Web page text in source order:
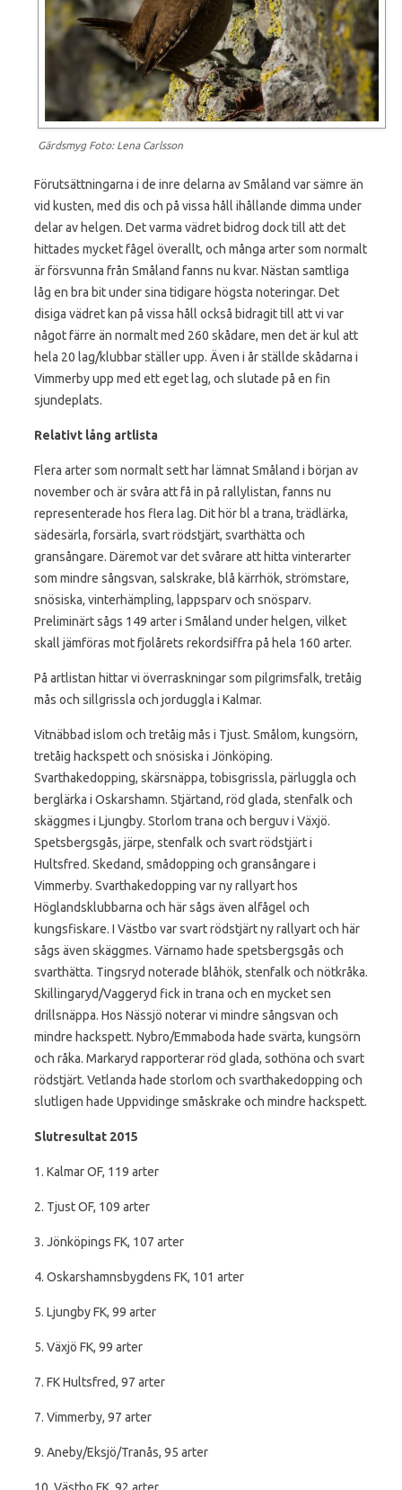
Gärdsmyg Foto: Lena Carlsson
Förutsättningarna i de inre delarna av Småland var sämre än
vid kusten, med dis och på vissa håll ihållande dimma under
delar av helgen. Det varma vädret bidrog dock till att det
hittades mycket fågel överallt, och många arter som normalt
är försvunna från Småland fanns nu kvar. Nästan samtliga
låg en bra bit under sina tidigare högsta noteringar. Det
disiga vädret kan på vissa håll också bidragit till att vi var
något färre än normalt med 260 skådare, men det är kul att
hela 20 lag/klubbar ställer upp. Även i år ställde skådarna i
Vimmerby upp med ett eget lag, och slutade på en fin
sjundeplats.
Relativt lång artlista
Flera arter som normalt sett har lämnat Småland i början av
november och är svåra att få in på rallylistan, fanns nu
representerade hos flera lag. Dit hör bl a trana, trädlärka,
sädesärla, forsärla, svart rödstjärt, svarthätta och
gransångare. Däremot var det svårare att hitta vinterarter
som mindre sångsvan, salskrake, blå kärrhök, strömstare,
snösiska, vinterhämpling, lappsparv och snösparv.
Preliminärt sågs 149 arter i Småland under helgen, vilket
skall jämföras mot fjolårets rekordsiffra på hela 160 arter.
På artlistan hittar vi överraskningar som pilgrimsfalk, tretåig
mås och sillgrissla och jorduggla i Kalmar.
Vitnäbbad islom och tretåig mås i Tjust. Smålom, kungsörn,
tretåig hackspett och snösiska i Jönköping.
Svarthakedopping, skärsnäppa, tobisgrissla, pärluggla och
berglärka i Oskarshamn. Stjärtand, röd glada, stenfalk och
skäggmes i Ljungby. Storlom trana och berguv i Växjö.
Spetsbergsgås, järpe, stenfalk och svart rödstjärt i
Hultsfred. Skedand, smådopping och gransångare i
Vimmerby. Svarthakedopping var ny rallyart hos
Höglandsklubbarna och här sågs även alfågel och
kungsfiskare. I Västbo var svart rödstjärt ny rallyart och här
sågs även skäggmes. Värnamo hade spetsbergsgås och
svarthätta. Tingsryd noterade blåhök, stenfalk och nötkråka.
Skillingaryd/Vaggeryd fick in trana och en mycket sen
drillsnäppa. Hos Nässjö noterar vi mindre sångsvan och
mindre hackspett. Nybro/Emmaboda hade svärta, kungsörn
och råka. Markaryd rapporterar röd glada, sothöna och svart
rödstjärt. Vetlanda hade storlom och svarthakedopping och
slutligen hade Uppvidinge småskrake och mindre hackspett.
Slutresultat 2015
1. Kalmar OF, 119 arter
2. Tjust OF, 109 arter
3. Jönköpings FK, 107 arter
4. Oskarshamnsbygdens FK, 101 arter
5. Ljungby FK, 99 arter
5. Växjö FK, 99 arter
7. FK Hultsfred, 97 arter
7. Vimmerby, 97 arter
9. Aneby/Eksjö/Tranås, 95 arter